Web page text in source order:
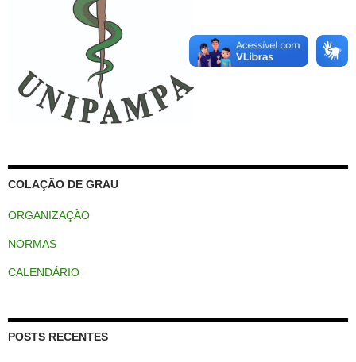
COLAÇÃO DE GRAU
ORGANIZAÇÃO
NORMAS
CALENDÁRIO
POSTS RECENTES